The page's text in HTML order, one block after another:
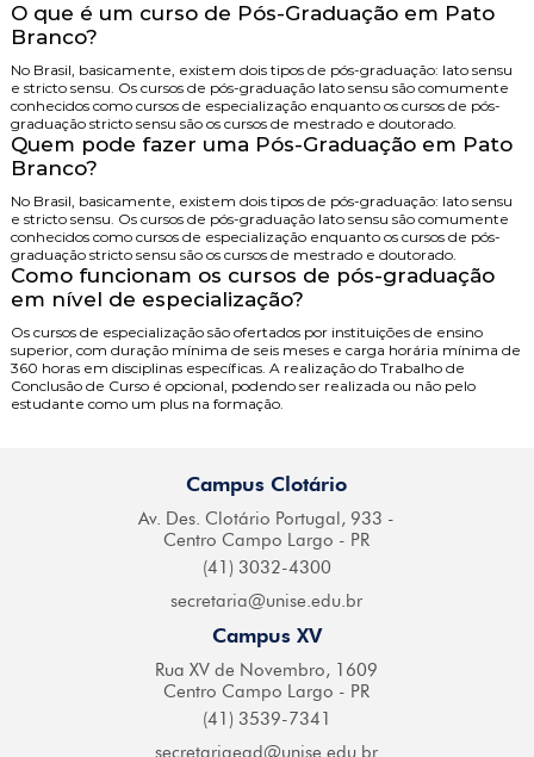
O que é um curso de Pós-Graduação em Pato
Branco?
No Brasil, basicamente, existem dois tipos de pós-graduação: lato sensu
e stricto sensu. Os cursos de pós-graduação lato sensu são comumente
conhecidos como cursos de especialização enquanto os cursos de pós-
graduação stricto sensu são os cursos de mestrado e doutorado.
Quem pode fazer uma Pós-Graduação em Pato
Branco?
No Brasil, basicamente, existem dois tipos de pós-graduação: lato sensu
e stricto sensu. Os cursos de pós-graduação lato sensu são comumente
conhecidos como cursos de especialização enquanto os cursos de pós-
graduação stricto sensu são os cursos de mestrado e doutorado.
Como funcionam os cursos de pós-graduação
em nível de especialização?
Os cursos de especialização são ofertados por instituições de ensino
superior, com duração mínima de seis meses e carga horária mínima de
360 horas em disciplinas específicas. A realização do Trabalho de
Conclusão de Curso é opcional, podendo ser realizada ou não pelo
estudante como um plus na formação.
Campus Clotário
Av. Des. Clotário Portugal, 933 -
Centro Campo Largo - PR
(41) 3032-4300
secretaria@unise.edu.br
Campus XV
Rua XV de Novembro, 1609
Centro Campo Largo - PR
(41) 3539-7341
secretariaead@unise.edu.br